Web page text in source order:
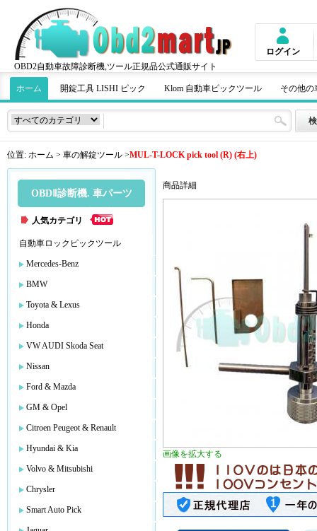
OBD2自動車故障診断機,ツール正規品公式通販サイト
ログイン
ホーム 開錠工具 LISHI ピック Klom 自動車ピックツール その他の
位置: ホーム > 車の解錠ツール >MUL-T-LOCK pick tool (R) (右上)
OBDⅡ診断機. 車パーツ
人気カテゴリ
自動車ロックピックツール
Mercedes-Benz
BMW
Toyota & Lexus
Honda
VW AUDI Skoda Seat
Nissan
Ford & Mazda
GM & Opel
Citroen Peugeot & Renault
Hyundai & Kia
Volvo & Mitsubishi
Chrysler
Smart Auto Pick
商品詳細
画像を拡大する